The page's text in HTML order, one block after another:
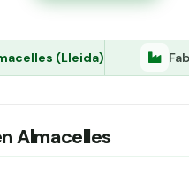
(Lleida)
Almacelles